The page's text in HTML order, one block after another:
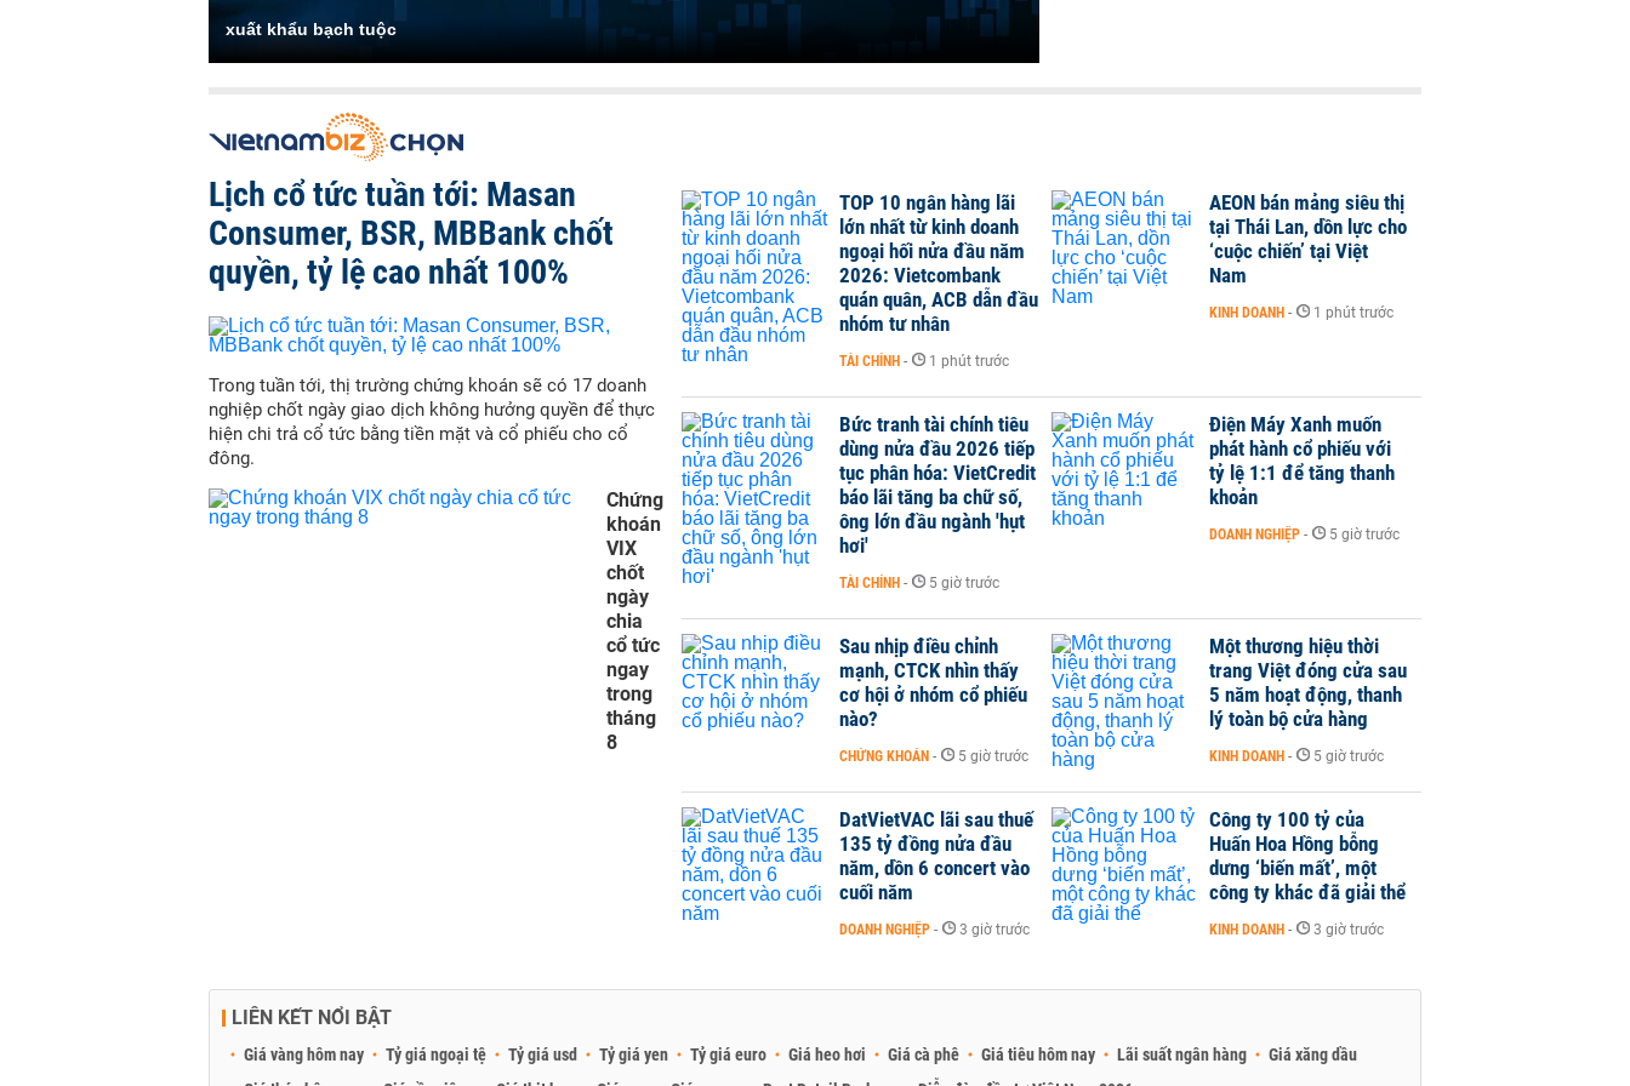
xuất khẩu bạch tuộc
Lịch cổ tức tuần tới: Masan
Consumer, BSR, MBBank chốt
quyền, tỷ lệ cao nhất 100%
Trong tuần tới, thị trường chứng khoán sẽ có 17 doanh
nghiệp chốt ngày giao dịch không hưởng quyền để thực
hiện chi trả cổ tức bằng tiền mặt và cổ phiếu cho cổ
đông.
Chứng
khoán
VIX
chốt
ngày
chia
cổ tức
ngay
trong
tháng
8
TOP 10 ngân hàng lãi
lớn nhất từ kinh doanh
ngoại hối nửa đầu năm
2026: Vietcombank
quán quân, ACB dẫn đầu
nhóm tư nhân
TÀI CHÍNH - 1 phút trước
AEON bán mảng siêu thị
tại Thái Lan, dồn lực cho
‘cuộc chiến’ tại Việt
Nam
KINH DOANH - 1 phút trước
Bức tranh tài chính tiêu
dùng nửa đầu 2026 tiếp
tục phân hóa: VietCredit
báo lãi tăng ba chữ số,
ông lớn đầu ngành 'hụt
hơi'
TÀI CHÍNH - 5 giờ trước
Điện Máy Xanh muốn
phát hành cổ phiếu với
tỷ lệ 1:1 để tăng thanh
khoản
DOANH NGHIỆP - 5 giờ trước
Sau nhịp điều chỉnh
mạnh, CTCK nhìn thấy
cơ hội ở nhóm cổ phiếu
nào?
CHỨNG KHOÁN - 5 giờ trước
Một thương hiệu thời
trang Việt đóng cửa sau
5 năm hoạt động, thanh
lý toàn bộ cửa hàng
KINH DOANH - 5 giờ trước
DatVietVAC lãi sau thuế
135 tỷ đồng nửa đầu
năm, dồn 6 concert vào
cuối năm
DOANH NGHIỆP - 3 giờ trước
Công ty 100 tỷ của
Huấn Hoa Hồng bỗng
dưng ‘biến mất’, một
công ty khác đã giải thể
KINH DOANH - 3 giờ trước
LIÊN KẾT NỔI BẬT
Giá vàng hôm nay Tỷ giá ngoại tệ Tỷ giá usd Tỷ giá yen Tỷ giá euro Giá heo hơi Giá cà phê Giá tiêu hôm nay Lãi suất ngân hàng
Giá xăng dầu